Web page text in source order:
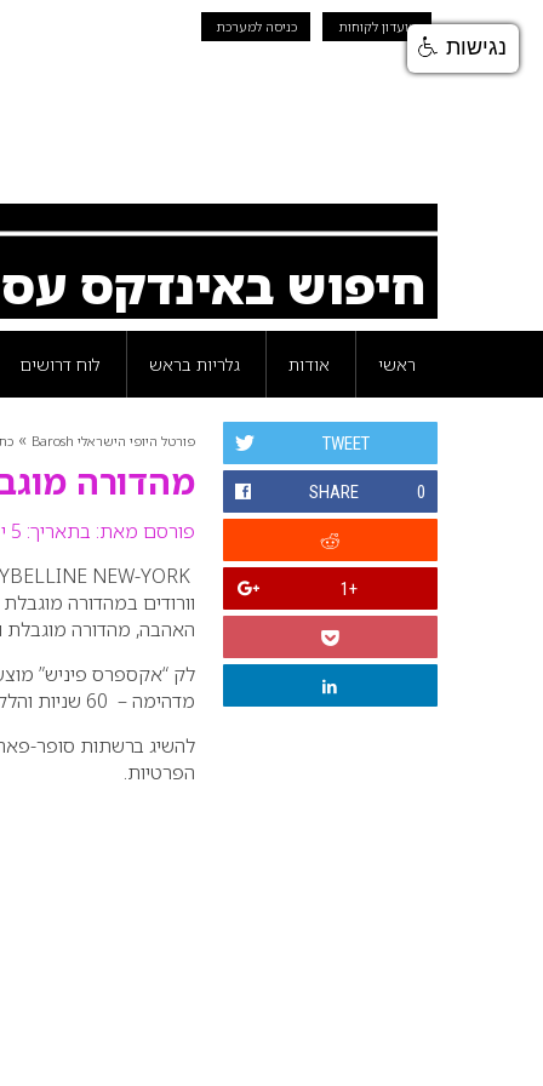
מועדון לקוחות כניסה למערכת
חיפוש באינדקס
ראשי אודות גלריות בראש לוח דרושים
פורטל היופי הישראלי Barosh »
מהדורה
פורסם מאת: בתאריך: 5 ינואר 2009
TWEET
SHARE 0
+1
NEW-YORK
וורודים במהדורה מוגבלת
האהבה, מהדורה מוגבלת
לק “אקספרס פיניש”
מדהימה – 60 שניות והלק מתייבש! הלבבות והנצנצים משלימים
להשיג ברשתות סופר-
הפרטיות.
נגישות